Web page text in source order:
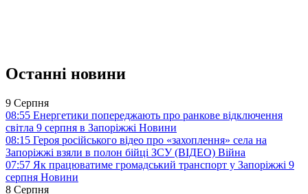
Останні новини
9 Серпня
08:55 Енергетики попереджають про ранкове відключення
світла 9 серпня в Запоріжжі Новини
08:15 Героя російського відео про «захоплення» села на
Запоріжжі взяли в полон бійці ЗСУ (ВІДЕО) Війна
07:57 Як працюватиме громадський транспорт у Запоріжжі 9
серпня Новини
8 Серпня